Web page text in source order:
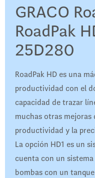
GRACO
RoadPak
25D280
RoadPak HD es una
productividad con el
capacidad de trazar
muchas otras mejoras
productividad y la
La opción HD1 es un
cuenta con un sistema
bombas con un